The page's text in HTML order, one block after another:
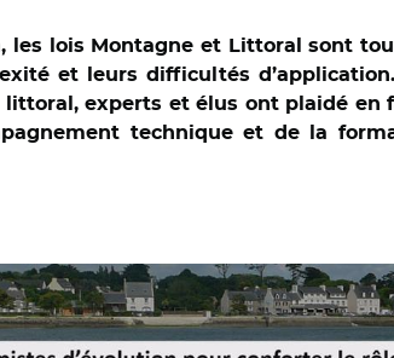
lois Montagne et Littoral sont
et leurs difficultés
experts et élus ont plaidé
technique et de la